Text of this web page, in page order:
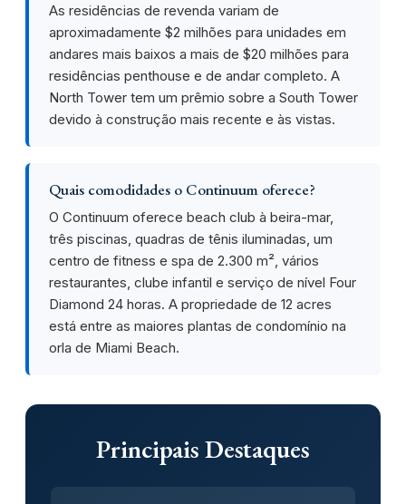
As residências de revenda variam de
aproximadamente $2 milhões para unidades em
andares mais baixos a mais de $20 milhões para
residências penthouse e de andar completo. A
North Tower tem um prêmio sobre a South Tower
devido à construção mais recente e às vistas.
Quais comodidades o Continuum oferece?
O Continuum oferece beach club à beira-mar,
três piscinas, quadras de tênis iluminadas, um
centro de fitness e spa de 2.300 m², vários
restaurantes, clube infantil e serviço de nível Four
Diamond 24 horas. A propriedade de 12 acres
está entre as maiores plantas de condomínio na
orla de Miami Beach.
Principais Destaques